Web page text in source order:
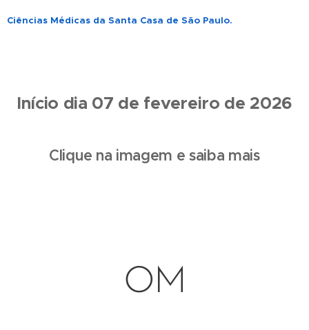
Ciências Médicas da Santa Casa de São Paulo.
Início dia 07 de fevereiro de 2026
Clique na imagem e saiba mais
OM